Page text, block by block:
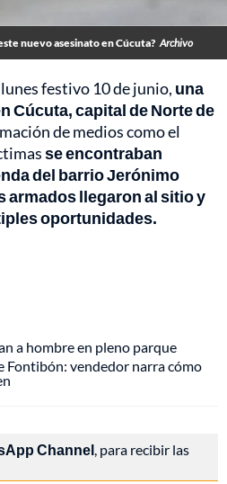
nuevo asesinato en Cúcuta? Archivo
festivo 10 de junio, una
Cúcuta, capital de Norte de
de medios como el
se encontraban
del barrio Jerónimo
armados llegaron al sitio y
oportunidades.
a hombre en pleno parque
Fontibón: vendedor narra cómo
Channel, para recibir las